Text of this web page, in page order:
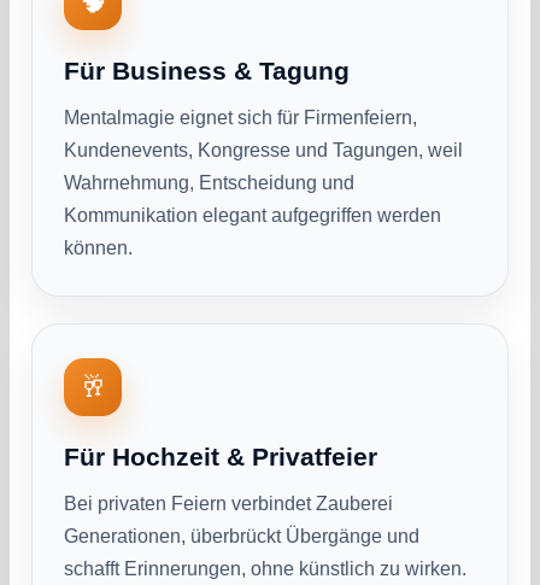
Für Business & Tagung
Mentalmagie eignet sich für Firmenfeiern,
Kundenevents, Kongresse und Tagungen, weil
Wahrnehmung, Entscheidung und
Kommunikation elegant aufgegriffen werden
können.
🥂
Für Hochzeit & Privatfeier
Bei privaten Feiern verbindet Zauberei
Generationen, überbrückt Übergänge und
schafft Erinnerungen, ohne künstlich zu wirken.